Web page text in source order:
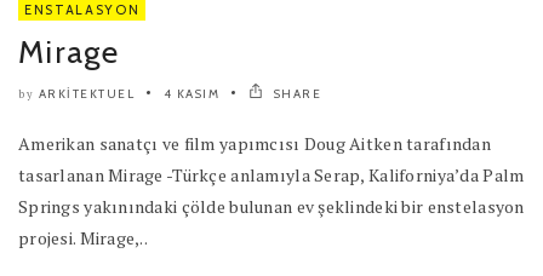
ENSTALASYON
Mirage
by ARKITEKTUEL 4 KASIM SHARE
Amerikan sanatçı ve film yapımcısı Doug Aitken tarafından
tasarlanan Mirage -Türkçe anlamıyla Serap, Kaliforniya’da Palm
Springs yakınındaki çölde bulunan ev şeklindeki bir enstelasyon
projesi. Mirage,..